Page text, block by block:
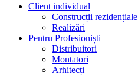
Client individual
Construcții rezidențiale
Realizări
Pentru Profesioniști
Distribuitori
Montatori
Arhitecți